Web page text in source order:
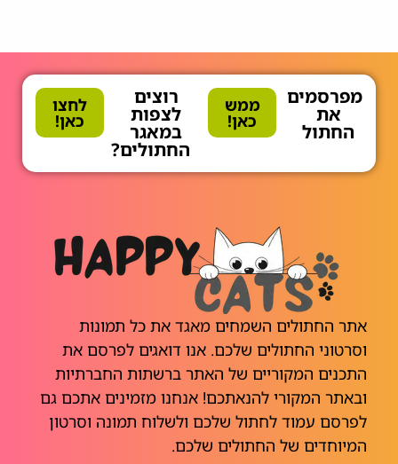
מפרסמים
את
החתול
ממש
כאן!
רוצים
לצפות
במאגר
החתולים?
לחצו
כאן!
אתר החתולים השמחים מאגד את כל תמונות
וסרטוני החתולים שלכם. אנו דואגים לפרסם את
התכנים המקוריים של האתר ברשתות החברתיות
ובאתר המקורי להנאתכם! אנחנו מזמינים אתכם גם
לפרסם עמוד לחתול שלכם ולשלוח תמונה וסרטון
המיוחדים של החתולים שלכם.